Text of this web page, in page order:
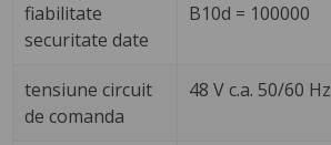
fiabilitate
securitate date
B10d = 100000
tensiune circuit
de comanda
48 V c.a. 50/60 Hz